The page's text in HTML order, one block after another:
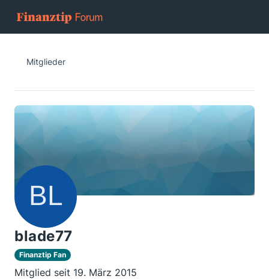
Mitglieder
blade77
Finanztip Fan
Mitglied seit 19. März 2015